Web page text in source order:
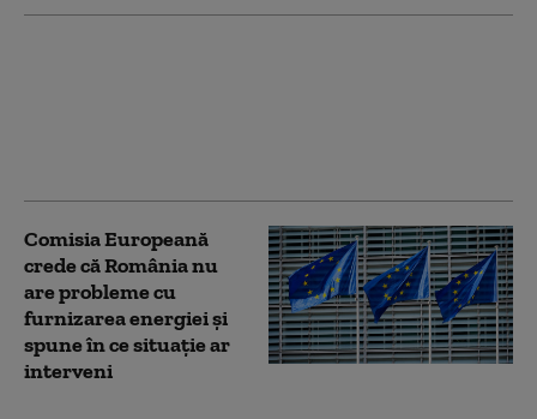
Comisia Europeană
crede că România nu
are probleme cu
furnizarea energiei și
spune în ce situație ar
interveni